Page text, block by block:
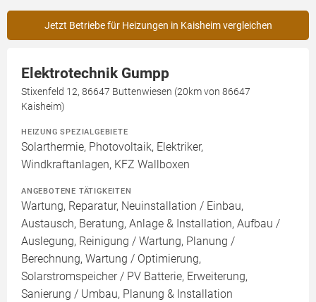
Jetzt Betriebe für Heizungen in Kaisheim vergleichen
Elektrotechnik Gumpp
Stixenfeld 12, 86647 Buttenwiesen (20km von 86647
Kaisheim)
HEIZUNG SPEZIALGEBIETE
Solarthermie, Photovoltaik, Elektriker,
Windkraftanlagen, KFZ Wallboxen
ANGEBOTENE TÄTIGKEITEN
Wartung, Reparatur, Neuinstallation / Einbau,
Austausch, Beratung, Anlage & Installation, Aufbau /
Auslegung, Reinigung / Wartung, Planung /
Berechnung, Wartung / Optimierung,
Solarstromspeicher / PV Batterie, Erweiterung,
Sanierung / Umbau, Planung & Installation